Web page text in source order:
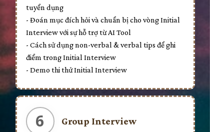
tuyển dụng
- Đoán mục đích hỏi và chuẩn bị cho vòng Initial
Interview với sự hỗ trợ từ AI Tool
- Cách sử dụng non-verbal & verbal tips để ghi
điểm trong Initial Interview
- Demo thi thử Initial Interview
Group Interview
6